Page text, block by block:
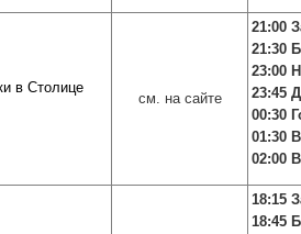
в Столице
см. на сайте
21:00
21:30
23:00
23:45
00:30
01:30
02:00
18:15
18:45